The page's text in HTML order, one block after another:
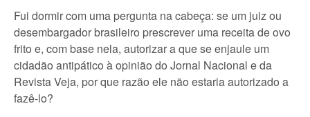
Fui dormir com uma pergunta na cabeça: se um juiz ou
desembargador brasileiro prescrever uma receita de ovo
frito e, com base nela, autorizar a que se enjaule um
cidadão antipático à opinião do Jornal Nacional e da
Revista Veja, por que razão ele não estaria autorizado a
fazê-lo?